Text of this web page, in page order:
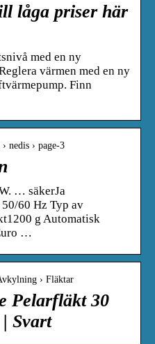
låga priser här
med en ny
värmen med en ny
Finn
nedis › page-3
… säkerJa
60 Hz Typ av
g Automatisk
…
› Fläktar
Pelarfläkt 30
Svart